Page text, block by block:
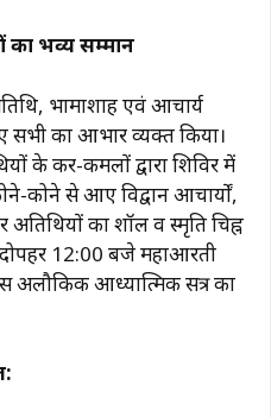
का भव्य सम्मान
भामाशाह एवं आचार्य
सभी का आभार व्यक्त किया।
के कर-कमलों द्वारा शिविर में
कोने से आए विद्वान आचार्यों,
का शॉल व स्मृति चिह्न
12:00 बजे महाआरती
अलौकिक आध्यात्मिक सत्र का